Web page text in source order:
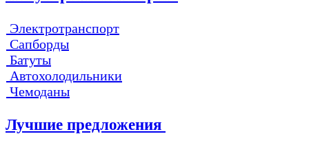
Электротранспорт
Сапборды
Батуты
Автохолодильники
Чемоданы
Лучшие предложения